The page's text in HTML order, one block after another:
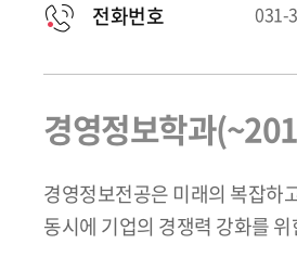
전화번호 031-
경영정보학과
경영정보전공은 미래의 복잡하
동시에 기업의 경쟁력 강화를